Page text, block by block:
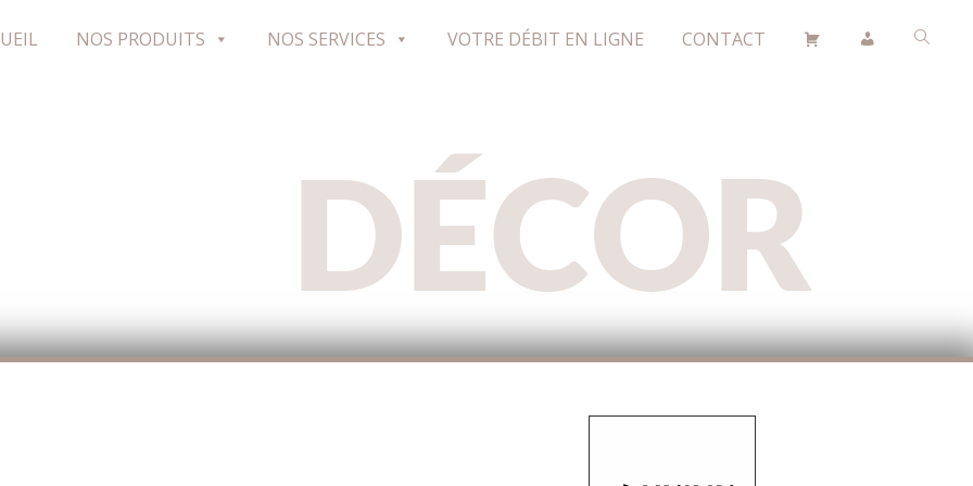
NOS PRODUITS NOS SERVICES VOTRE DÉBIT EN LIGNE CONTACT
DÉCOR